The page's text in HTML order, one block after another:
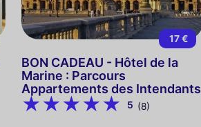
17 €
BON CADEAU - Hôtel de la
Marine : Parcours
Appartements des Intendants
5 (8)